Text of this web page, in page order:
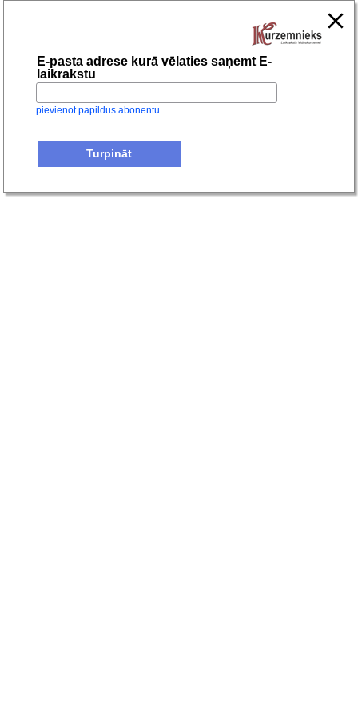
E-pasta adrese kurā vēlaties saņemt E-
laikrakstu
pievienot papildus abonentu
Turpināt